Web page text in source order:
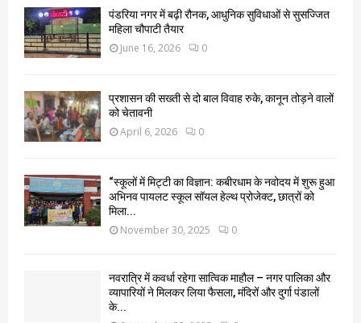
पंडरिया नगर में बढ़ी रौनक, आधुनिक सुविधाओं से सुसज्जित
महिला चौपाटी तैयार
June 16, 2026 0
प्रशासन की सख्ती से दो बाल विवाह रुके, कानून तोड़ने वालों
को चेतावनी
April 6, 2026 0
“स्कूलों में मिट्टी का विज्ञान: कबीरधाम के नवोदय में शुरू हुआ
अभिनव पायलट स्कूल सॉयल हेल्थ प्रोजेक्ट, छात्रों को
मिला...
November 30, 2025 0
नवरात्रि में कवर्धा रहेगा सात्विक माहौल – नगर पालिका और
व्यापारियों ने मिलकर लिया फैसला, मंदिरों और दुर्गा पंडालों
के...